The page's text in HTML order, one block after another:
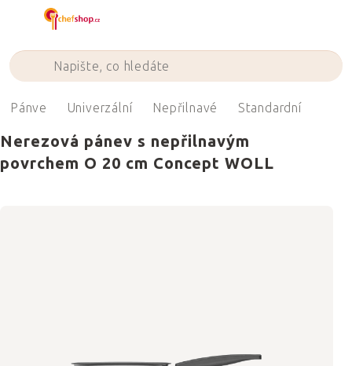
Pánve Univerzální Nepřilnavé Standardní
Nerezová pánev s nepřilnavým
povrchem O 20 cm Concept WOLL